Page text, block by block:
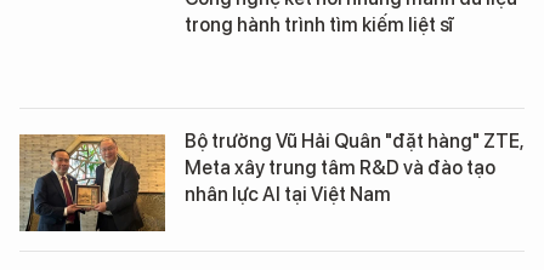
trong hành trình tìm kiếm liệt sĩ
Bộ trưởng Vũ Hải Quân "đặt hàng" ZTE,
Meta xây trung tâm R&D và đào tạo
nhân lực AI tại Việt Nam